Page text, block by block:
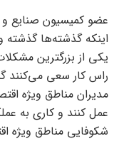
عضو کمیسیون صنایع و
اینکه گذشته‌ها گذشته
یکی از بزرگترین
راس کار سعی می‌کنند
مدیران مناطق ویژه
عمل کنند و کاری به
شکوفایی مناطق ویژه